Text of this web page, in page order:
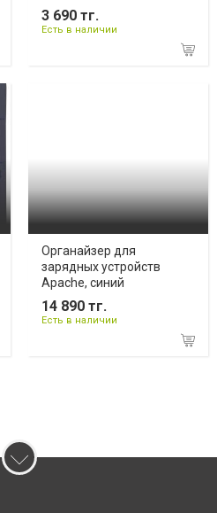
3 690 тг.
Есть в наличии
Органайзер для
зарядных устройств
Apache, синий
14 890 тг.
Есть в наличии